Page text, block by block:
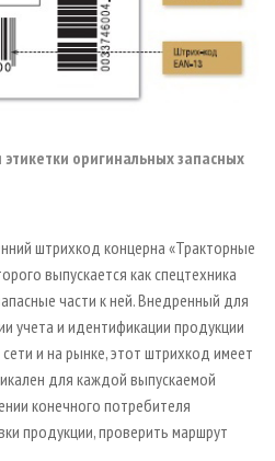
оригинальных запасных
штрихкод концерна «Тракторные
выпускается как спецтехника
части к ней. Внедренный для
учета и идентификации продукции
и на рынке, этот штрихкод имеет
для каждой выпускаемой
конечного потребителя
продукции, проверить маршрут